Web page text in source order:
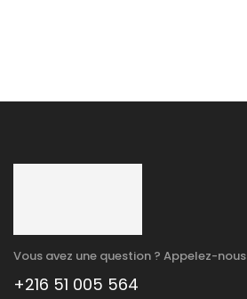
Vous avez une question ? Appelez-nous
+216 51 005 564